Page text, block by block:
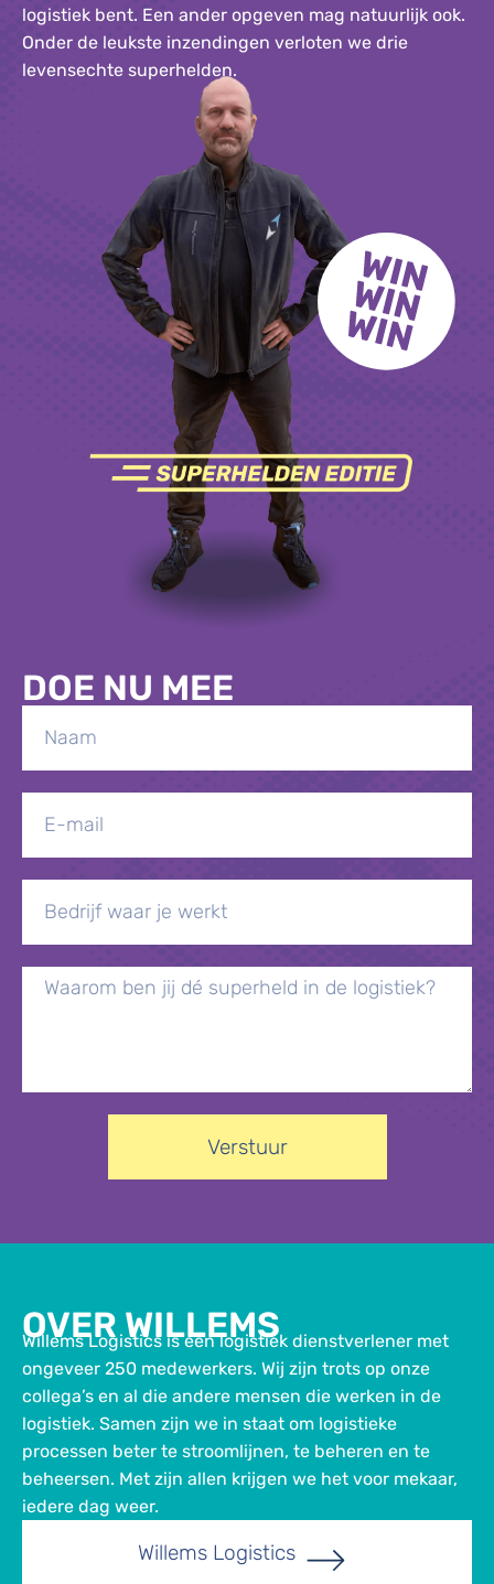
logistiek bent. Een ander opgeven mag natuurlijk ook.
Onder de leukste inzendingen verloten we drie
levensechte superhelden.
DOE NU MEE
Verstuur
OVER WILLEMS
Willems Logistics is een logistiek dienstverlener met
ongeveer 250 medewerkers. Wij zijn trots op onze
collega’s en al die andere mensen die werken in de
logistiek. Samen zijn we in staat om logistieke
processen beter te stroomlijnen, te beheren en te
beheersen. Met zijn allen krijgen we het voor mekaar,
iedere dag weer.
Willems Logistics